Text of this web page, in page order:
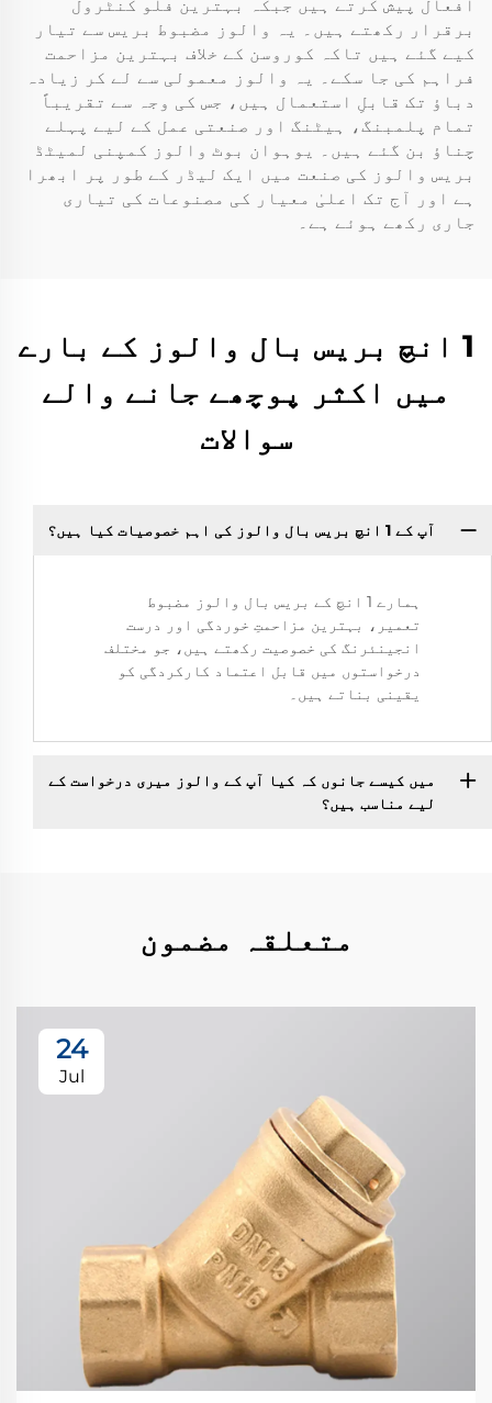
افعال پیش کرتے ہیں جبکہ بہترین فلو کنٹرول
برقرار رکھتے ہیں۔ یہ والوز مضبوط بریس سے تیار
کیے گئے ہیں تاکہ کوروسن کے خلاف بہترین مزاحمت
فراہم کی جا سکے۔ یہ والوز معمولی سے لے کر زیادہ
دباؤ تک قابلِ استعمال ہیں، جس کی وجہ سے تقریباً
تمام پلمبنگ، ہیٹنگ اور صنعتی عمل کے لیے پہلے
چناؤ بن گئے ہیں۔ یوہوان بوٹ والوز کمپنی لمیٹڈ
بریس والوز کی صنعت میں ایک لیڈر کے طور پر ابھرا
ہے اور آج تک اعلیٰ معیار کی مصنوعات کی تیاری
جاری رکھے ہوئے ہے۔
1 انچ بریس بال والوز کے بارے
میں اکثر پوچھے جانے والے
سوالات
آپ کے 1 انچ بریس بال والوز کی اہم خصوصیات کیا ہیں؟
ہمارے 1 انچ کے بریس بال والوز مضبوط
تعمیر، بہترین مزاحمتِ خوردگی اور درست
انجینئرنگ کی خصوصیت رکھتے ہیں، جو مختلف
درخواستوں میں قابل اعتماد کارکردگی کو
یقینی بناتے ہیں۔
میں کیسے جانوں کہ کیا آپ کے والوز میری درخواست کے
لیے مناسب ہیں؟
متعلقہ مضمون
24
Jul